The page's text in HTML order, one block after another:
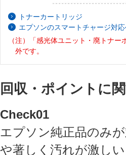
トナーカートリッジ
エプソンのスマートチャージ対
（注）「感光体ユニット・廃トナ
外です。
回収・ポイントに
Check01
エプソン純正品のみ
や著しく汚れが激し